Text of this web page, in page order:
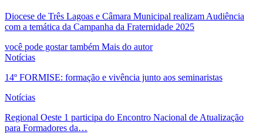
Diocese de Três Lagoas e Câmara Municipal realizam Audiência
com a temática da Campanha da Fraternidade 2025
você pode gostar também Mais do autor
Notícias
14º FORMISE: formação e vivência junto aos seminaristas
Notícias
Regional Oeste 1 participa do Encontro Nacional de Atualização
para Formadores da…